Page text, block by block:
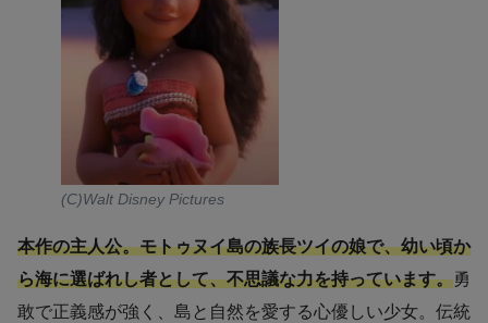
(C)Walt Disney Pictures
本作の主人公。モトゥヌイ島の族長ツイの娘で、幼い頃か
ら海に選ばれし者として、不思議な力を持っています。勇
敢で正義感が強く、島と自然を愛する心優しい少女。伝統